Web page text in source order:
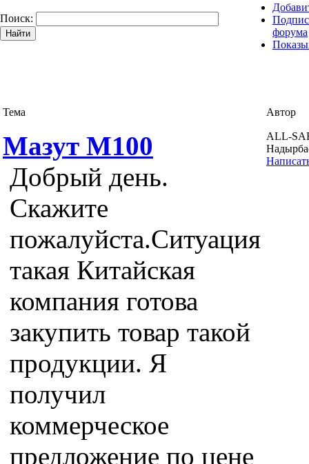
Поиск:
форума
Тема Автор
Мазут М100
Добрый день.
Скажите
пожалуйста.Ситуация
такая Китайская
компания готова
закупить товар такой
продукции. Я
получил
коммерческое
предложение по цене
ALL-